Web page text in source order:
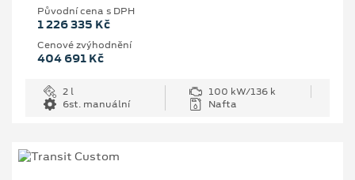
Původní cena s DPH
1 226 335 Kč
Cenové zvýhodnění
404 691 Kč
2 l
100 kW/136 k
6st. manuální
Nafta